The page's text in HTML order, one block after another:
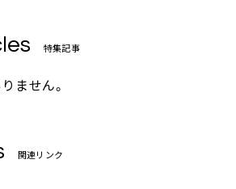
特集記事
ません。
関連リンク